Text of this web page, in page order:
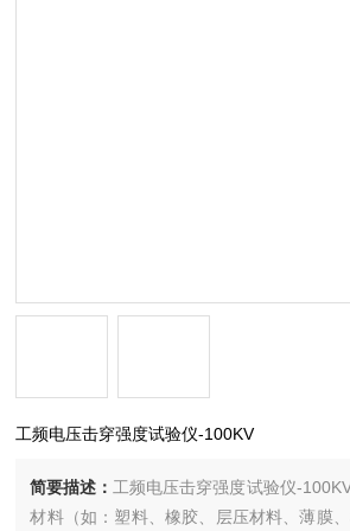
工频电压击穿强度试验仪-100KV
简要描述： 工频电压击穿强度试验仪-
材料（如：塑料、橡胶、层压材料、薄膜、